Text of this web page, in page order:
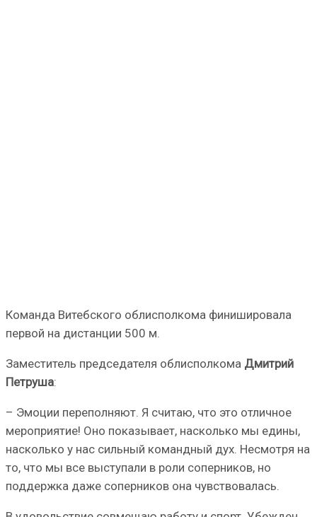
Команда Витебского облисполкома финишировала
первой на дистанции 500 м.
Заместитель председателя облисполкома Дмитрий
Петруша:
– Эмоции переполняют. Я считаю, что это отличное
мероприятие! Оно показывает, насколько мы едины,
насколько у нас сильный командный дух. Несмотря на
то, что мы все выступали в роли соперников, но
поддержка даже соперников она чувствовалась.